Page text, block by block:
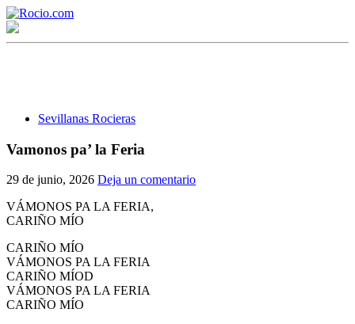
Sevillanas Rocieras
Vamonos pa’ la Feria
29 de junio, 2026 Deja un comentario
VÁMONOS PA LA FERIA,
CARIÑO MÍO
CARIÑO MÍO
VÁMONOS PA LA FERIA
CARIÑO MÍOD
VÁMONOS PA LA FERIA
CARIÑO MÍO
¡Bienvenido! Soy el asistente virtual de rocio.com.
Historia de la Virgen del Rocío
¿Cuándo es la romería del Rocío?